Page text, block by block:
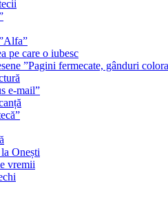
pe care o iubesc
”Pagini fermecate, gânduri
e-mail”
Onești
vremii